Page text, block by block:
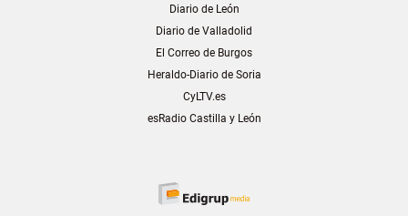
Diario de León
Diario de Valladolid
El Correo de Burgos
Heraldo-Diario de Soria
CyLTV.es
esRadio Castilla y León